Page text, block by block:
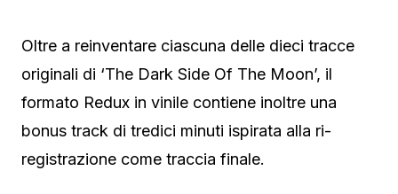
Oltre a reinventare ciascuna delle dieci tracce
originali di ‘The Dark Side Of The Moon’, il
formato Redux in vinile contiene inoltre una
bonus track di tredici minuti ispirata alla ri-
registrazione come traccia finale.